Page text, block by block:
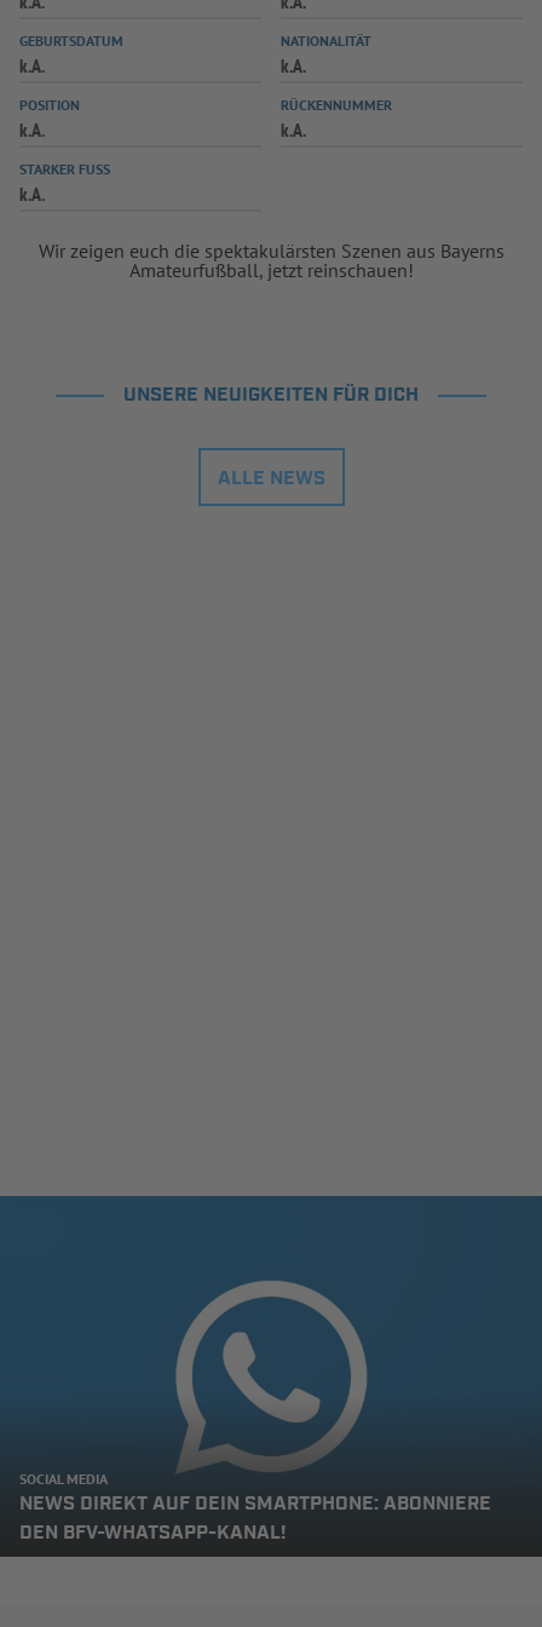
SPIELPLUS
GEBURTSDATUM
k.A.
NATIONALITÄT
k.A.
POSITION
k.A.
RÜCKENNUMMER
k.A.
STARKER FUSS
k.A.
Wir zeigen euch die spektakulärsten Szenen aus Bayerns
Amateurfußball, jetzt reinschauen!
UNSERE NEUIGKEITEN FÜR DICH
ALLE NEWS
SOCIAL MEDIA
NEWS DIREKT AUF DEIN SMARTPHONE: ABONNIERE
DEN BFV-WHATSAPP-KANAL!